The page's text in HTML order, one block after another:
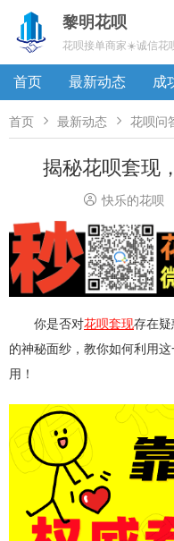
黎明花呗
花呗接单商家☀️诚信花
首页 最新动态 成
首页  最新动态  花呗问
揭秘花呗套现
 快乐的花呗
你是否对花呗套现存在
的神秘面纱，教你如何利用
用！